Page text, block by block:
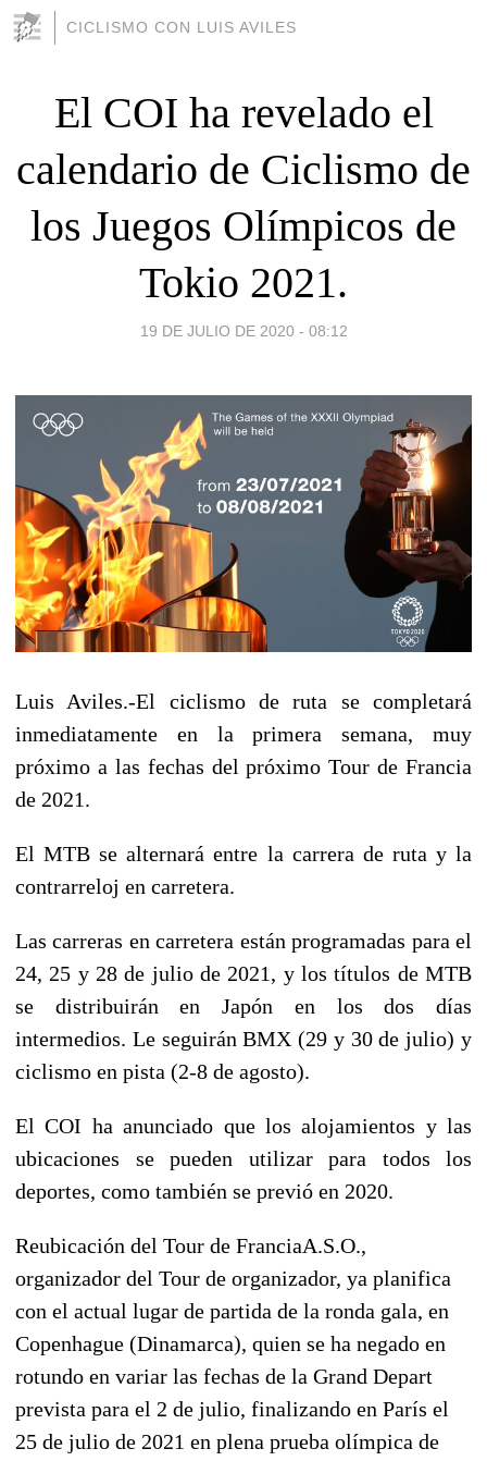
CICLISMO CON LUIS AVILES
El COI ha revelado el
calendario de Ciclismo de
los Juegos Olímpicos de
Tokio 2021.
19 DE JULIO DE 2020 - 08:12
Luis Aviles.-El ciclismode ruta se completará
inmediatamente en la primera semana, muy
próximo a las fechas del próximo Tour de Francia
de 2021.
El MTB se alternará entre la carrera de ruta y la
contrarreloj en carretera.
Las carreras en carretera están programadas para el
24, 25 y 28 de julio de 2021, y los títulos de MTB
se distribuirán en Japón en los dos días
intermedios. Le seguirán BMX (29 y 30 de julio) y
ciclismo en pista (2-8 de agosto).
El COI ha anunciado que los alojamientos y las
ubicaciones se pueden utilizar para todos los
deportes, como también se previó en 2020.
Reubicación del Tour de FranciaA.S.O.,
organizador del Tour de organizador, ya planifica
con el actual lugar de partida de la ronda gala, en
Copenhague (Dinamarca), quien se ha negado en
rotundo en variar las fechas de la Grand Depart
prevista para el 2 de julio, finalizando en París el
25 de julio de 2021 en plena prueba olímpica de